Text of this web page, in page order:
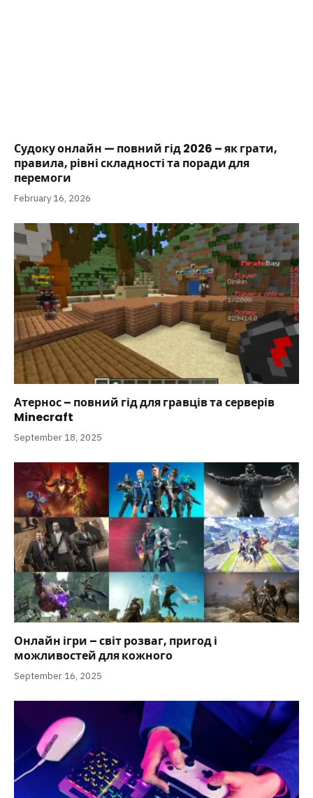
Судоку онлайн — повний гід 2026 – як грати,
правила, рівні складності та поради для
перемоги
February 16, 2026
Атернос – повний гід для гравців та серверів
Minecraft
September 18, 2025
Онлайн ігри – світ розваг, пригод і
можливостей для кожного
September 16, 2025